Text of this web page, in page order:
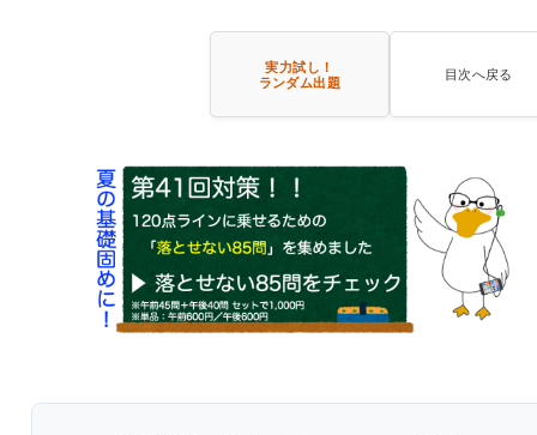
3．治療を中断している精神障害者
家庭訪問
実力試し！
ランダム出題
目次へ戻る